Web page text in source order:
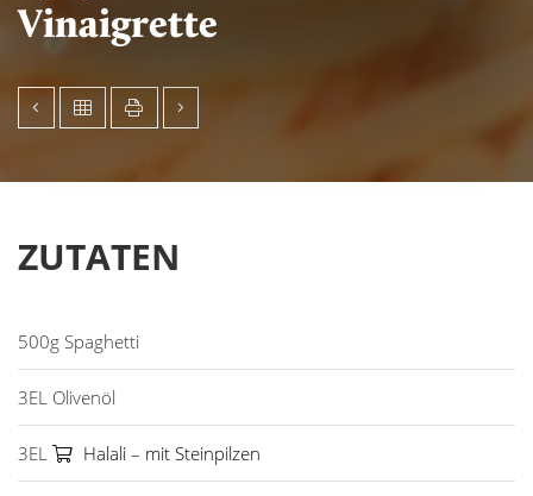
Vinaigrette
ZUTATEN
500g Spaghetti
3EL Olivenöl
3EL Halali – mit Steinpilzen